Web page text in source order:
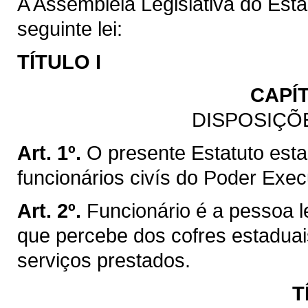
seguinte lei:
TÍTULO I
Art. 1º. O presente Estatuto
funcionários civís do Poder
Art. 2º. Funcionário é a pessoa
que percebe dos cofres
serviços prestados.